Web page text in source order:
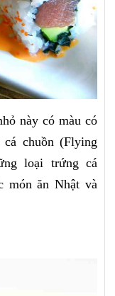
này có màu có
chuồn (Flying
loại trứng cá
món ăn Nhật và